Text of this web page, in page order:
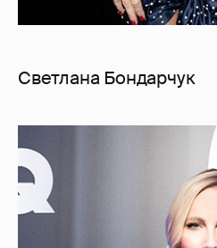
Светлана Бондарчук